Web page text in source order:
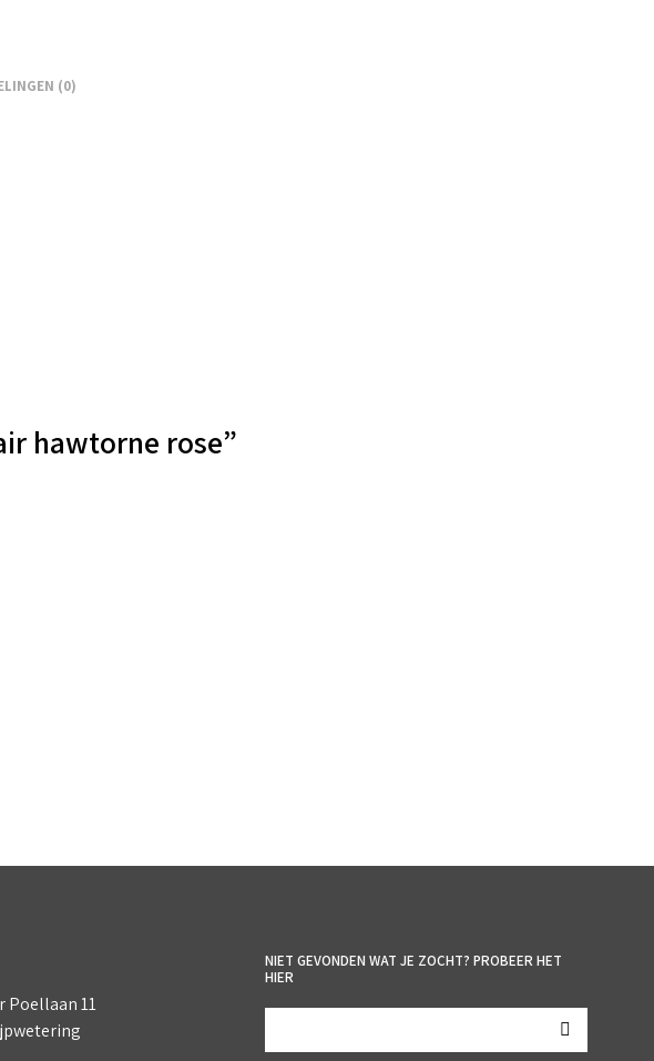
(0)
hawtorne rose”
Poellaan 11
NIET GEVONDEN WAT JE ZOCHT? PROBEER HET
HIER